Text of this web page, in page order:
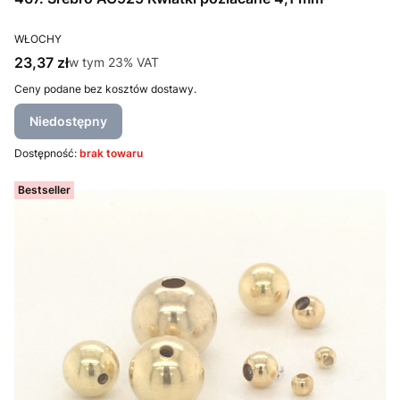
PRODUCENT
WŁOCHY
Cena brutto
23,37 złw tym %s VAT
w tym 23% VAT
Ceny podane bez kosztów dostawy.
Niedostępny
Dostępność: brak towaru
Bestseller